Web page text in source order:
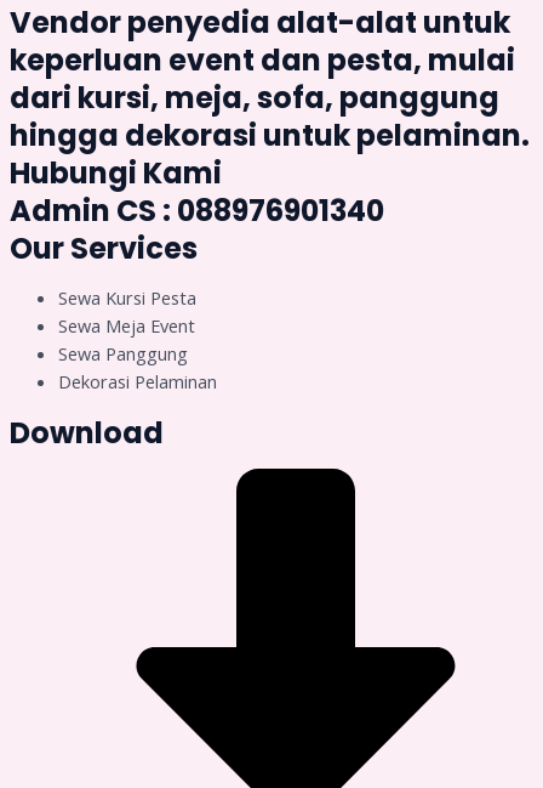
Vendor penyedia alat-alat untuk
keperluan event dan pesta, mulai
dari kursi, meja, sofa, panggung
hingga dekorasi untuk pelaminan.
Hubungi Kami
Admin CS : 088976901340
Our Services
Sewa Kursi Pesta
Sewa Meja Event
Sewa Panggung
Dekorasi Pelaminan
Download